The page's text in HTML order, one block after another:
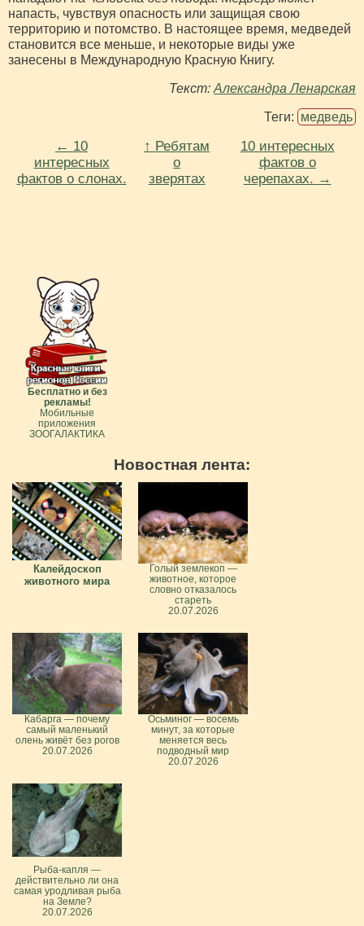
напасть, чувствуя опасность или защищая свою
территорию и потомство. В настоящее время, медведей
становится все меньше, и некоторые виды уже
занесены в Международную Красную Книгу.
Текст: Александра Ленарская
Теги: медведь
← 10
интересных
фактов о слонах.
↑ Ребятам
о
зверятах
10 интересных
фактов о
черепахах. →
Бесплатно и без
рекламы!
Мобильные
приложения
ЗООГАЛАКТИКА
Новостная лента:
Калейдоскоп
животного мира
Голый землекоп —
животное, которое
словно отказалось
стареть
20.07.2026
Кабарга — почему
самый маленький
олень живёт без рогов
20.07.2026
Осьминог — восемь
минут, за которые
меняется весь
подводный мир
20.07.2026
Рыба-капля —
действительно ли она
самая уродливая рыба
на Земле?
20.07.2026